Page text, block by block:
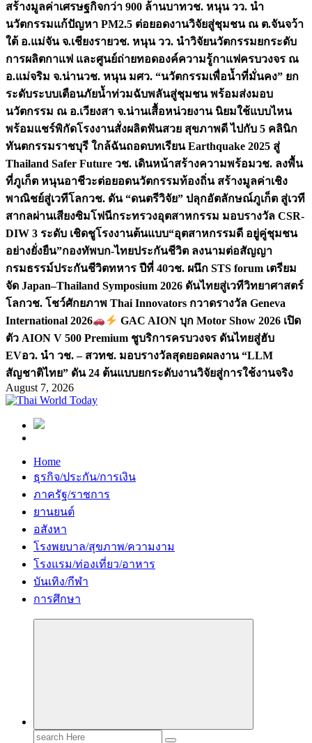
สร้างมูลค่าเศรษฐกิจกว่า 900 ล้านบาทวช. หนุน วว. นำ
นวัตกรรมแก้ปัญหา PM2.5 ต่อยอดงานวิจัยสู่ชุมชน ณ ต.จันจว้า
ใต้ อ.แม่จัน จ.เชียงรายวช. หนุน วว. นำวิจัยนวัตกรรมยกระดับ
การผลิตกาแฟ และศูนย์ถ่ายทอดองค์ความรู้กาแฟครบวงจร ณ
อ.แม่จริม จ.น่านวช. หนุน มศว. “นวัตกรรมเพื่อน้ำที่มั่นคง” ยก
ระดับระบบเตือนภัยน้ำท่วมฉับพลันสู่ชุมชน พร้อมส่งมอบ
นวัตกรรม ณ อ.เวียงสา จ.น่านเสื้อหน่วยงาน นิยมใช้แบบไหน
พร้อมแชร์พิกัดโรงงานสั่งผลิตฟันสวย สุขภาพดี ไปกับ 5 คลินิก
ทันตกรรมราชบุรี ใกล้ฉันถอดบทเรียน Earthquake 2025 สู่
Thailand Safer Future วช. เดินหน้าสร้างความพร้อมวช. ลงพื้น
ที่ภูเก็ต หนุนอาชีวะต่อยอดนวัตกรรมท้องถิ่น สร้างมูลค่าเชิง
พาณิชย์สู่เวทีโลกวช. ดัน “ดนตรีวิจัย” ปลุกอัตลักษณ์ภูเก็ต สู่เวที
สากลผ่านเสียงซิมโฟนีกระทรวงอุตสาหกรรม มอบรางวัล CSR-
DIW 3 ระดับ เชิดชูโรงงานต้นแบบ“อุตสาหกรรมดี อยู่คู่ชุมชน
อย่างยั่งยืน”กองทัพบก-ไทยประกันชีวิต ลงนามต่อสัญญา
กรมธรรม์ประกันชีวิตทหาร ปีที่ 40วช. ผนึก STS forum เตรียม
จัด Japan–Thailand Symposium 2026 ดันไทยสู่เวทีวิทยาศาสตร์
โลกวช. โชว์ศักยภาพ Thai Innovators กวาดรางวัล Geneva
International 2026
GAC AION บุก Motor Show 2026 เปิด
ตัว AION V 500 Premium ชูบริการครบวงจร ดันไทยสู่ฮับ
EVอว. นำ วช. – สวทช. มอบรางวัลสุดยอดผลงาน “LLM
สัญชาติไทย” ดัน 24 ต้นแบบยกระดับงานวิจัยสู่การใช้งานจริง
August 7, 2026
Home
ธุรกิจ/ประกัน/การเงิน
ภาครัฐ/ราชการ
ยานยนต์
อสังหา
โรงพยบาล/สุขภาพ/ความงาม
โรงแรม/ท่องเที่ยว/อาหาร
บันเทิง/กีฬา
การศึกษา
Search